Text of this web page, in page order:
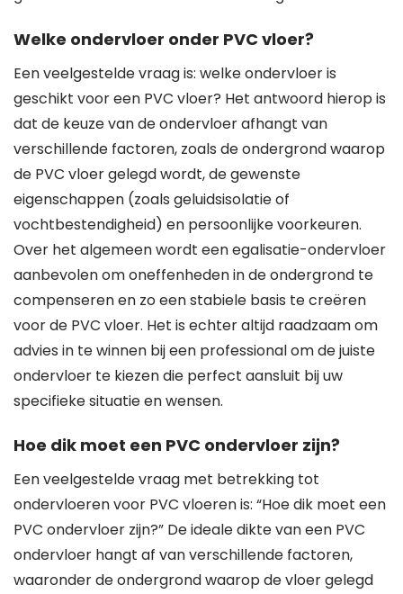
Welke ondervloer onder PVC vloer?
Een veelgestelde vraag is: welke ondervloer is
geschikt voor een PVC vloer? Het antwoord hierop is
dat de keuze van de ondervloer afhangt van
verschillende factoren, zoals de ondergrond waarop
de PVC vloer gelegd wordt, de gewenste
eigenschappen (zoals geluidsisolatie of
vochtbestendigheid) en persoonlijke voorkeuren.
Over het algemeen wordt een egalisatie-ondervloer
aanbevolen om oneffenheden in de ondergrond te
compenseren en zo een stabiele basis te creëren
voor de PVC vloer. Het is echter altijd raadzaam om
advies in te winnen bij een professional om de juiste
ondervloer te kiezen die perfect aansluit bij uw
specifieke situatie en wensen.
Hoe dik moet een PVC ondervloer zijn?
Een veelgestelde vraag met betrekking tot
ondervloeren voor PVC vloeren is: “Hoe dik moet een
PVC ondervloer zijn?” De ideale dikte van een PVC
ondervloer hangt af van verschillende factoren,
waaronder de ondergrond waarop de vloer gelegd